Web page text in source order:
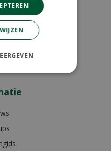
09:00 - 18:00
09:00 - 18:00
09:00 - 17:00
11:00 - 17:00